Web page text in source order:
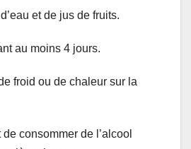
et de jus de fruits.
au moins 4 jours.
froid ou de chaleur sur la
consommer de l’alcool